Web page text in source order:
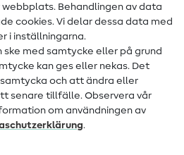
Behandlingen av data
cookies. Vi delar dessa data med
i inställningarna.
ske med samtycke eller på grund
kan ges eller nekas. Det
och att ändra eller
senare tillfälle. Observera vår
om användningen av
.